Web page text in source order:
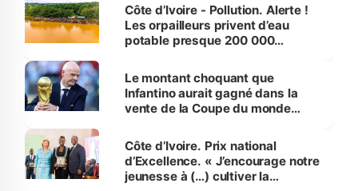
Côte d’Ivoire - Pollution. Alerte !
Les orpailleurs privent d’eau
potable presque 200 000
Le montant choquant que
Infantino aurait gagné dans la
vente de la Coupe du monde
Côte d’Ivoire. Prix national
d’Excellence. « J’encourage notre
jeunesse à (…) cultiver la